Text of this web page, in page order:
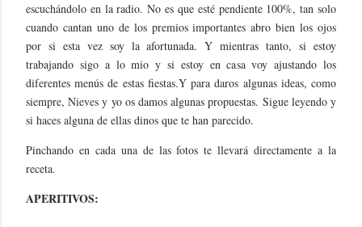
escuchándolo en la radio. No es que esté pendiente 100%, tan solo
cuando cantan uno de los premios importantes abro bien los ojos
por si esta vez soy la afortunada. Y mientras tanto, si estoy
trabajando sigo a lo mio y si estoy en casa voy ajustando los
diferentes menús de estas fiestas.Y para daros algunas ideas, como
siempre, Nieves y yo os damos algunas propuestas. Sigue leyendo y
si haces alguna de ellas dinos que te han parecido.
Pinchando en cada una de las fotos te llevará directamente a la
receta.
APERITIVOS: